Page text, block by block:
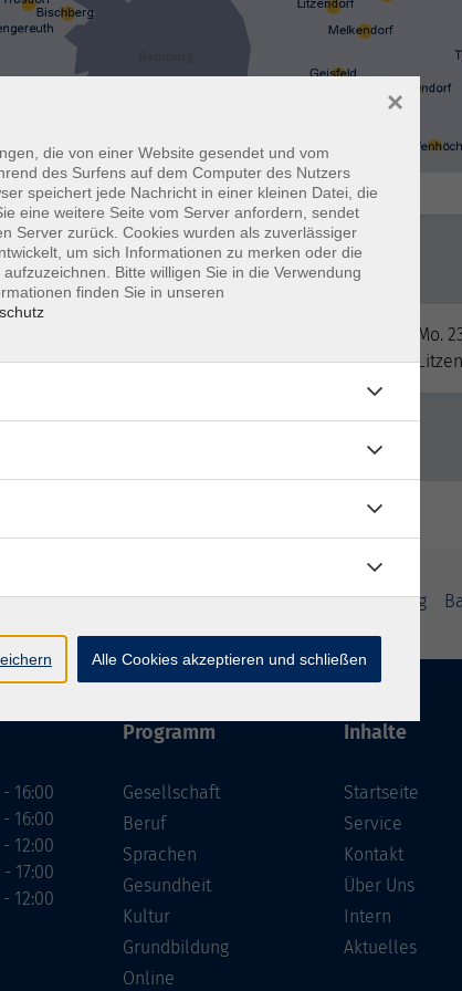
Tageszeit Ort
nur beginnende
-
Mo.
Datenschutzerklärung AGB Widerrufsbelehrung
- 16:00
- 16:00
- 12:00
- 17:00
- 12:00
Programm
Gesellschaft
Beruf
Sprachen
Gesundheit
Kultur
Grundbildung
Online
Inhalte
Startseite
Service
Kontakt
Über Uns
Intern
Aktuelles
die von einer Website gesendet und vom
des Surfens auf dem Computer des Nutzers
speichert jede Nachricht in einer kleinen Datei, die
eine weitere Seite vom Server anfordern, sendet
Server zurück. Cookies wurden als zuverlässiger
um sich Informationen zu merken oder die
Bitte willigen Sie in die Verwendung
finden Sie in unseren
×
Alle Cookies akzeptieren und schließen